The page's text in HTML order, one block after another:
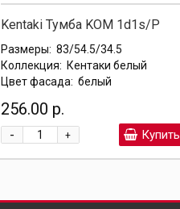
Kentaki Тумба KOM 1d1s/P
Размеры: 83/54.5/34.5
Коллекция: Кентаки белый
Цвет фасада: белый
256.00 р.
+
- Купить